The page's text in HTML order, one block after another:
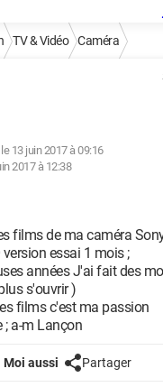
TV & Vidéo Caméra
13 juin 2017 à 09:16
2017 à 12:38
films de ma caméra
essai 1 mois ;
années J'ai fait des
s'ouvrir )
films c'est ma passion
; a-m Lançon
Moi aussi Partager